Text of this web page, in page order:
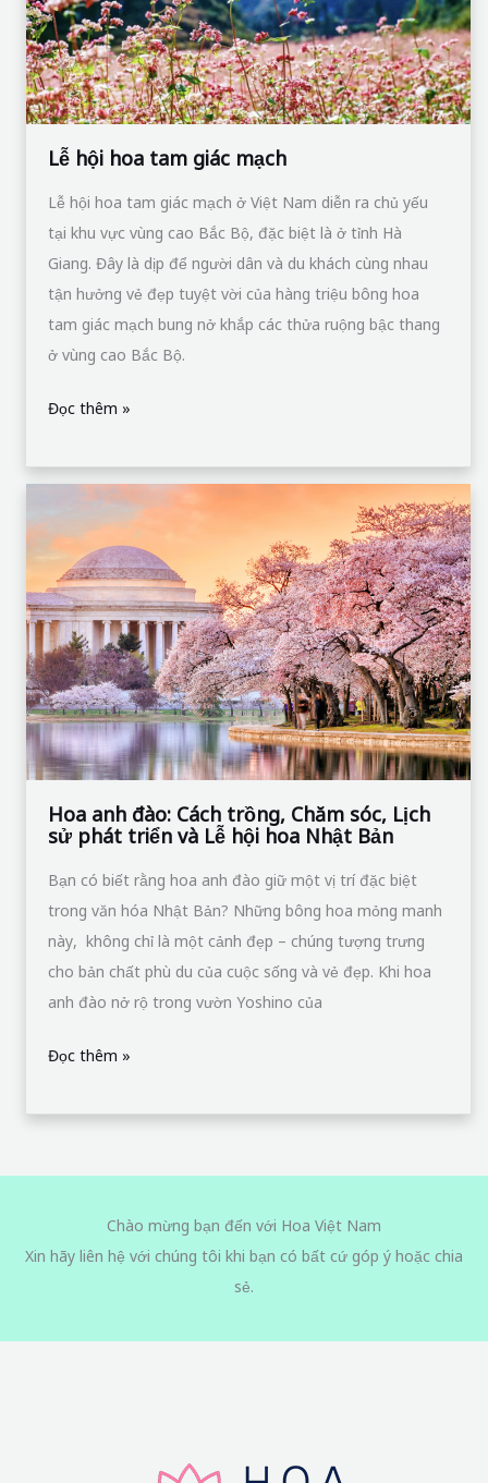
Lễ hội hoa tam giác mạch
Lễ hội hoa tam giác mạch ở Việt Nam diễn ra chủ yếu
tại khu vực vùng cao Bắc Bộ, đặc biệt là ở tỉnh Hà
Giang. Đây là dịp để người dân và du khách cùng nhau
tận hưởng vẻ đẹp tuyệt vời của hàng triệu bông hoa
tam giác mạch bung nở khắp các thửa ruộng bậc thang
ở vùng cao Bắc Bộ.
Đọc thêm »
Hoa anh đào: Cách trồng, Chăm sóc, Lịch
sử phát triển và Lễ hội hoa Nhật Bản
Bạn có biết rằng hoa anh đào giữ một vị trí đặc biệt
trong văn hóa Nhật Bản? Những bông hoa mỏng manh
này, không chỉ là một cảnh đẹp – chúng tượng trưng
cho bản chất phù du của cuộc sống và vẻ đẹp. Khi hoa
anh đào nở rộ trong vườn Yoshino của
đào:
Cách
trồng,
Chăm
sóc,
Lịch
sử
phát
triển
và
hội
Nhật
Đọc thêm »
Chào mừng bạn đến với Hoa Việt Nam
Xin hãy liên hệ với chúng tôi khi bạn có bất cứ góp ý hoặc chia
sẻ.